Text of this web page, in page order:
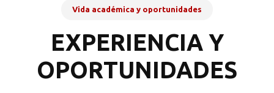
Vida académica y oportunidades
EXPERIENCIA Y
OPORTUNIDADES